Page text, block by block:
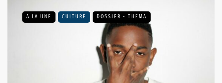
A LA UNE CULTURE DOSSIER - THEMA